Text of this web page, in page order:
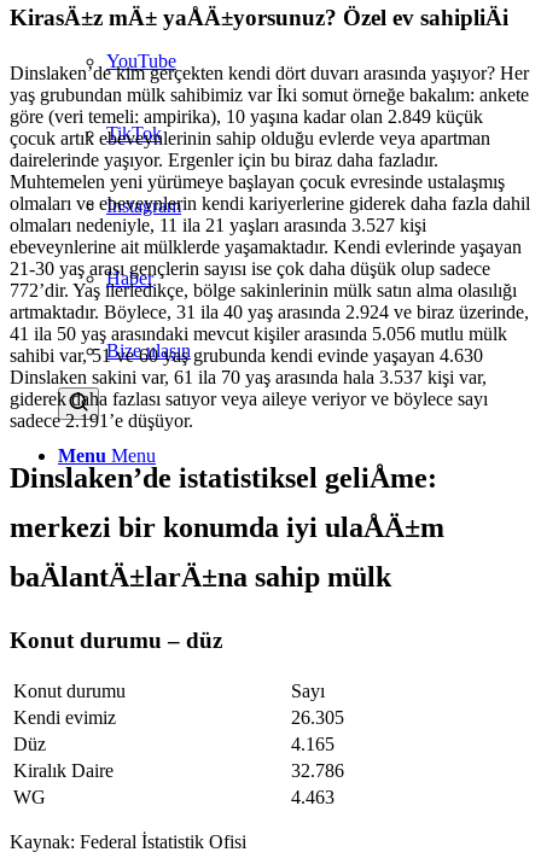
YouTube
TikTok
Instagram
Haber
Bize ulaşın
Menu Menu
KirasÄ±z mÄ± yaÅÄ±yorsunuz? Özel ev sahipliÄi
Dinslaken’de kim gerçekten kendi dört duvarı arasında yaşıyor? Her
yaş grubundan mülk sahibimiz var İki somut örneğe bakalım: ankete
göre (veri temeli: ampirika), 10 yaşına kadar olan 2.849 küçük
çocuk artık ebeveynlerinin sahip olduğu evlerde veya apartman
dairelerinde yaşıyor. Ergenler için bu biraz daha fazladır.
Muhtemelen yeni yürümeye başlayan çocuk evresinde ustalaşmış
olmaları ve ebeveynlerin kendi kariyerlerine giderek daha fazla dahil
olmaları nedeniyle, 11 ila 21 yaşları arasında 3.527 kişi
ebeveynlerine ait mülklerde yaşamaktadır. Kendi evlerinde yaşayan
21-30 yaş arası gençlerin sayısı ise çok daha düşük olup sadece
772’dir. Yaş ilerledikçe, bölge sakinlerinin mülk satın alma olasılığı
artmaktadır. Böylece, 31 ila 40 yaş arasında 2.924 ve biraz üzerinde,
41 ila 50 yaş arasındaki mevcut kişiler arasında 5.056 mutlu mülk
sahibi var, 51 ve 60 yaş grubunda kendi evinde yaşayan 4.630
Dinslaken sakini var, 61 ila 70 yaş arasında hala 3.537 kişi var,
giderek daha fazlası satıyor veya aileye veriyor ve böylece sayı
sadece 2.191’e düşüyor.
Dinslaken’de istatistiksel geliÅme:
merkezi bir konumda iyi ulaÅÄ±m
baÄlantÄ±larÄ±na sahip mülk
Konut durumu – düz
Konut durumu
Sayı
Kendi evimiz
26.305
Düz
4.165
Kiralık Daire
32.786
WG
4.463
Kaynak: Federal İstatistik Ofisi